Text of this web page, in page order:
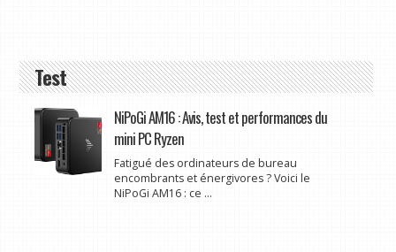
Test
NiPoGi AM16 : Avis, test et performances du
mini PC Ryzen
Fatigué des ordinateurs de bureau
encombrants et énergivores ? Voici le
NiPoGi AM16 : ce ...